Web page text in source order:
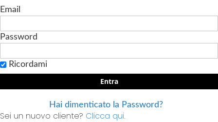
Email
Password
Ricordami
Entra
Hai dimenticato la Password?
Sei un nuovo cliente? Clicca qui.